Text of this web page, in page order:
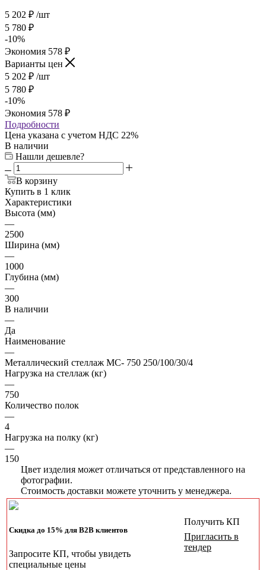
5 202 ₽ /шт
5 780 ₽
-10%
Экономия 578 ₽
Варианты цен
5 202 ₽ /шт
5 780 ₽
-10%
Экономия 578 ₽
Подробности
Цена указана с учетом НДС 22%
В наличии
Нашли дешевле?
В корзину
Купить в 1 клик
Характеристики
Высота (мм)
—
2500
Ширина (мм)
—
1000
Глубина (мм)
—
300
В наличии
—
Да
Наименование
—
Металлический стеллаж МС- 750 250/100/30/4
Нагрузка на стеллаж (кг)
—
750
Количество полок
—
4
Нагрузка на полку (кг)
—
150
Цвет изделия может отличаться от представленного на
фотографии.
Стоимость доставки можете уточнить у менеджера.
Скидка до 15% для B2B клиентов
Запросите КП, чтобы увидеть
специальные цены
Получить КП
Пригласить в
тендер